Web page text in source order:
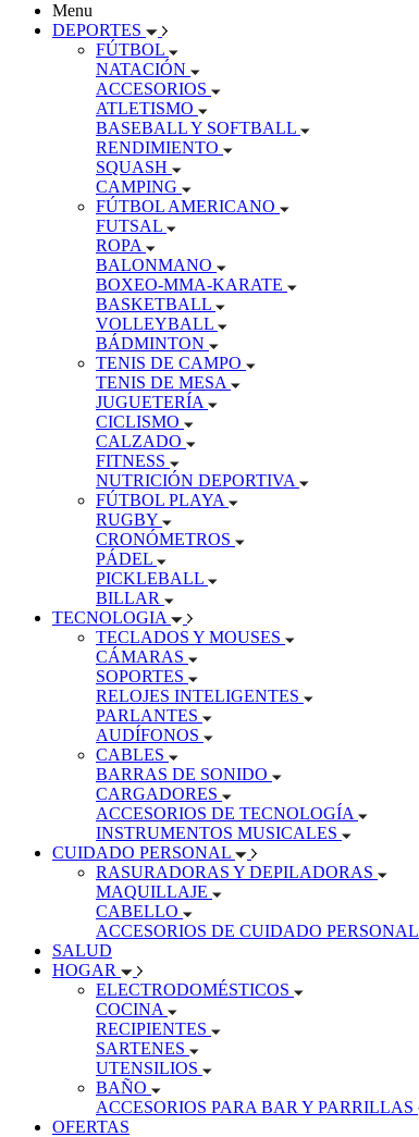
Menu
DEPORTES
FÚTBOL
NATACIÓN
ACCESORIOS
ATLETISMO
BASEBALL Y SOFTBALL
RENDIMIENTO
SQUASH
CAMPING
FÚTBOL AMERICANO
FUTSAL
ROPA
BALONMANO
BOXEO-MMA-KARATE
BASKETBALL
VOLLEYBALL
BÁDMINTON
TENIS DE CAMPO
TENIS DE MESA
JUGUETERÍA
CICLISMO
CALZADO
FITNESS
NUTRICIÓN DEPORTIVA
FÚTBOL PLAYA
RUGBY
CRONÓMETROS
PÁDEL
PICKLEBALL
BILLAR
TECNOLOGIA
TECLADOS Y MOUSES
CÁMARAS
SOPORTES
RELOJES INTELIGENTES
PARLANTES
AUDÍFONOS
CABLES
BARRAS DE SONIDO
CARGADORES
ACCESORIOS DE TECNOLOGÍA
INSTRUMENTOS MUSICALES
CUIDADO PERSONAL
RASURADORAS Y DEPILADORAS
MAQUILLAJE
CABELLO
ACCESORIOS DE CUIDADO PERSONAL
SALUD
HOGAR
ELECTRODOMÉSTICOS
COCINA
RECIPIENTES
SARTENES
UTENSILIOS
BAÑO
ACCESORIOS PARA BAR Y PARRILLAS
OFERTAS